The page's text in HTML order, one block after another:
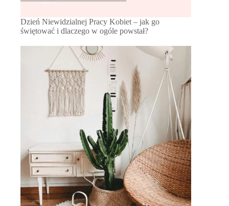
Dzień Niewidzialnej Pracy Kobiet – jak go
świętować i dlaczego w ogóle powstał?